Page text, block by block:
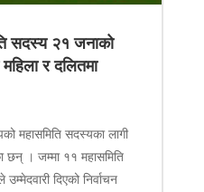
सदस्य २१ जनाको
र दलितमा
महासमिति सदस्यका लागी
छन् । जम्मा ११ महासमिति
दिएको निर्वाचन